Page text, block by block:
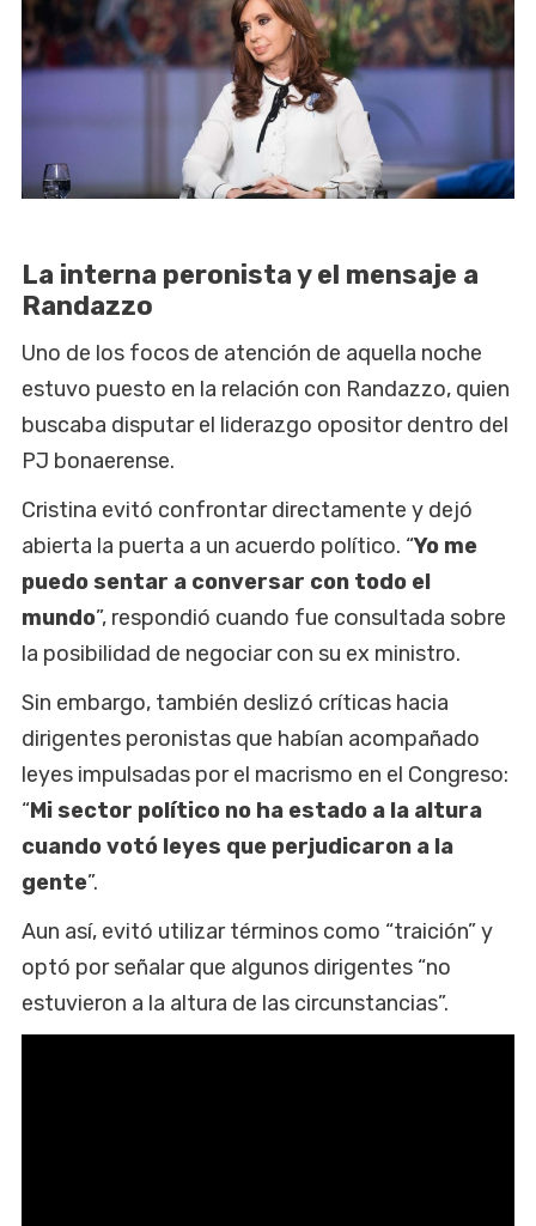
La interna peronista y el mensaje a
Randazzo
Uno de los focos de atención de aquella noche
estuvo puesto en la relación con Randazzo, quien
buscaba disputar el liderazgo opositor dentro del
PJ bonaerense.
Cristina evitó confrontar directamente y dejó
abierta la puerta a un acuerdo político. “Yo me
puedo sentar a conversar con todo el
mundo”, respondió cuando fue consultada sobre
la posibilidad de negociar con su ex ministro.
Sin embargo, también deslizó críticas hacia
dirigentes peronistas que habían acompañado
leyes impulsadas por el macrismo en el Congreso:
“Mi sector político no ha estado a la altura
cuando votó leyes que perjudicaron a la
gente”.
Aun así, evitó utilizar términos como “traición” y
optó por señalar que algunos dirigentes “no
estuvieron a la altura de las circunstancias”.